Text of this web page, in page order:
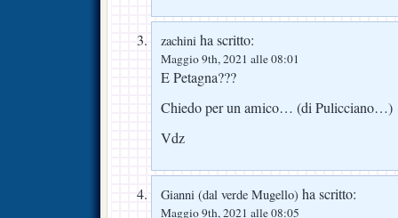
zachini ha scritto:
Maggio 9th, 2021 alle 08:01
E Petagna???
Chiedo per un amico… (di Pulicciano…)
Vdz
Gianni (dal verde Mugello) ha scritto:
Maggio 9th, 2021 alle 08:05